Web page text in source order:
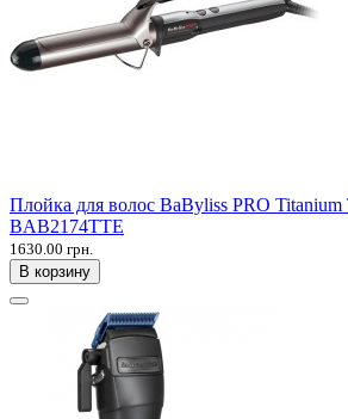
Плойка для волос BaByliss PRO
BAB2174TTE
1630.00 грн.
В корзину